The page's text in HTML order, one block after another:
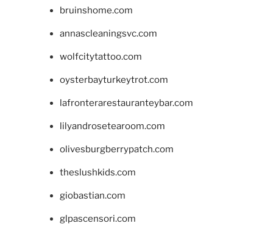
bruinshome.com
annascleaningsvc.com
wolfcitytattoo.com
oysterbayturkeytrot.com
lafronterarestauranteybar.com
lilyandrosetearoom.com
olivesburgberrypatch.com
theslushkids.com
giobastian.com
glpascensori.com